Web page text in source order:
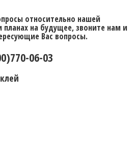
относительно нашей
на будущее, звоните нам и
Вас вопросы.
06-03